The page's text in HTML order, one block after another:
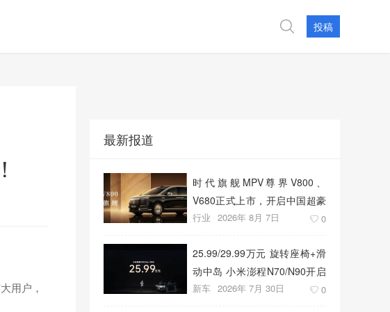
投稿
用户，
最新报道
时代旗舰MPV尊界V800、
V680正式上市，开启中国超豪
华MPV发展新篇章
行业 2026年 8月 7日 0
25.99/29.99万元 旋转座椅+滑
动中岛 小米澎程N70/N90开启
预售
新车 2026年 7月 30日 0